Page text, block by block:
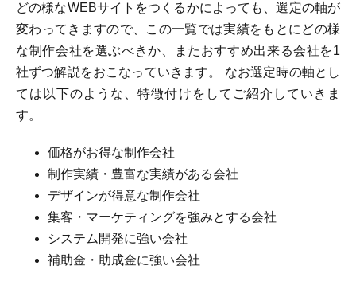
どの様なWEBサイトをつくるかによっても、選定の軸が
変わってきますので、この一覧では実績をもとにどの様
な制作会社を選ぶべきか、またおすすめ出来る会社を1
社ずつ解説をおこなっていきます。 なお選定時の軸とし
ては以下のような、特徴付けをしてご紹介していきま
す。
価格がお得な制作会社
制作実績・豊富な実績がある会社
デザインが得意な制作会社
集客・マーケティングを強みとする会社
システム開発に強い会社
補助金・助成金に強い会社